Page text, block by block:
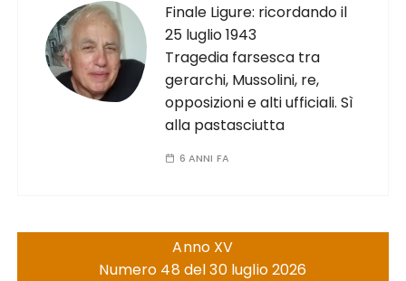
Finale Ligure: ricordando il
25 luglio 1943
Tragedia farsesca tra
gerarchi, Mussolini, re,
opposizioni e alti ufficiali. Sì
alla pastasciutta
6 ANNI FA
Anno XV
Numero 48 del 30 luglio 2026